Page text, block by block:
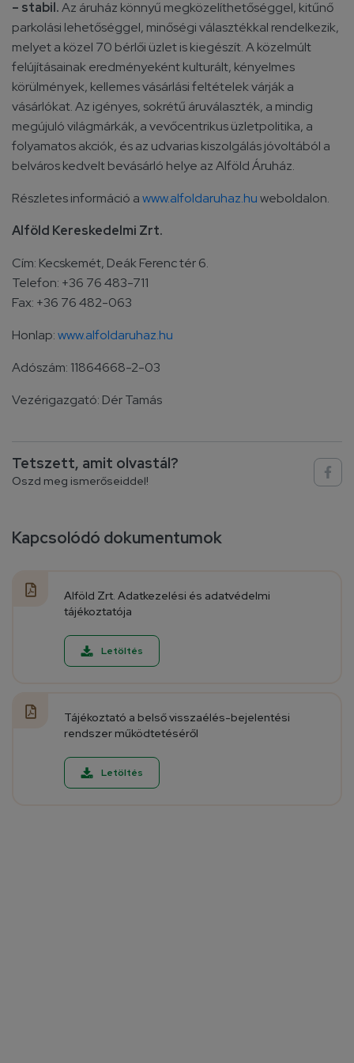
Kapcsolódó dokumentumok
Alföld Zrt. Adatkezelési és adatvédelmi
tájékoztatója
Letöltés
Tájékoztató a belső visszaélés-bejelentési
rendszer működtetéséről
Letöltés
– stabil.Az áruház könnyű megközelíthetőséggel, kitűnő
parkolási lehetőséggel, minőségi választékkal rendelkezik,
melyet a közel 70 bérlői üzlet is kiegészít. A közelmúlt
felújításainak eredményeként kulturált, kényelmes
körülmények, kellemes vásárlási feltételek várják a
vásárlókat. Az igényes, sokrétű áruválaszték, a mindig
megújuló világmárkák, a vevőcentrikus üzletpolitika, a
folyamatos akciók, és az udvarias kiszolgálás jóvoltából a
belváros kedvelt bevásárló helye az Alföld Áruház.
Részletes információ awww.alfoldaruhaz.huweboldalon.
Alföld Kereskedelmi Zrt.
Cím: Kecskemét, Deák Ferenc tér 6.
Telefon: +36 76 483-711
Fax: +36 76 482-063
Honlap:www.alfoldaruhaz.hu
Adószám: 11864668-2-03
Vezérigazgató: Dér Tamás
Tetszett, amit olvastál?
Oszd meg ismerőseiddel!